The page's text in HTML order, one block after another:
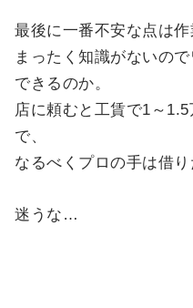
最後に一番不安な点は作
まったく知識がないの
できるのか。
店に頼むと工賃で1～
で、
なるべくプロの手は借り
迷うな…